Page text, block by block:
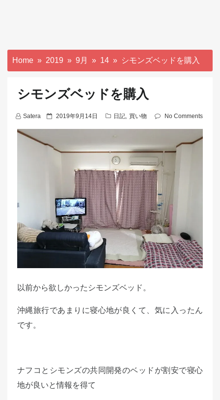
Home 2019 9月 14 シモンズベッドを購入
シモンズベッドを購入
Satera
P
o
2019年9月14日 日記, 買い物 No Comments
以前から欲しかったシモンズベッド。
沖縄旅行であまりに寝心地が良くて、気に入ったん
です。
ナフコとシモンズの共同開発のベッドが割安で寝心
地が良いと情報を得て